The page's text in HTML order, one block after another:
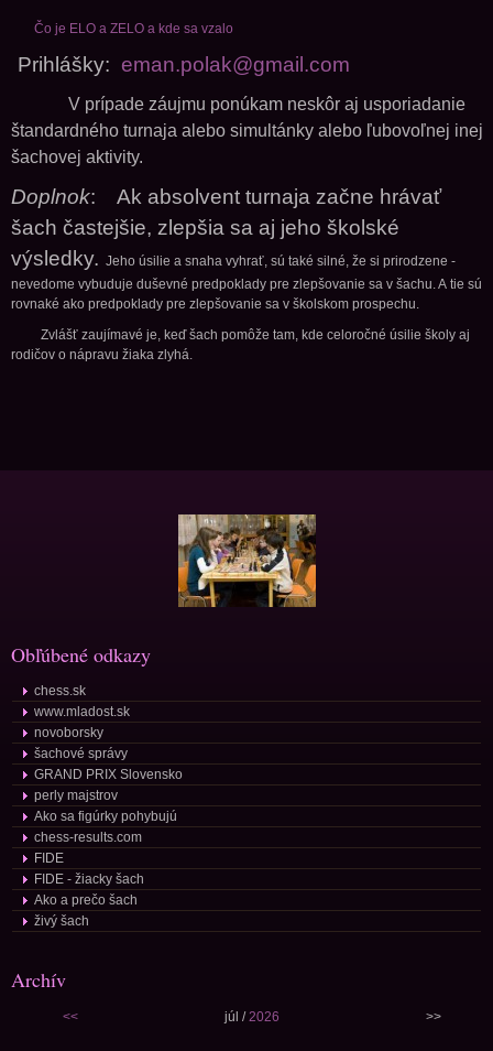
Čo je ELO a ZELO a kde sa vzalo
Prihlášky: eman.polak@gmail.com
V prípade záujmu ponúkam neskôr aj usporiadanie
štandardného turnaja alebo simultánky alebo ľubovoľnej inej
šachovej aktivity.
Doplnok: Ak absolvent turnaja začne hrávať
šach častejšie, zlepšia sa aj jeho školské
výsledky. Jeho úsilie a snaha vyhrať, sú také silné, že si prirodzene -
nevedome vybuduje duševné predpoklady pre zlepšovanie sa v šachu. A tie sú
rovnaké ako predpoklady pre zlepšovanie sa v školskom prospechu.
Zvlášť zaujímavé je, keď šach pomôže tam, kde celoročné úsilie školy aj
rodičov o nápravu žiaka zlyhá.
Obľúbené odkazy
chess.sk
www.mladost.sk
novoborsky
šachové správy
GRAND PRIX Slovensko
perly majstrov
Ako sa figúrky pohybujú
chess-results.com
FIDE
FIDE - žiacky šach
Ako a prečo šach
živý šach
Archív
<< júl /2026 >>